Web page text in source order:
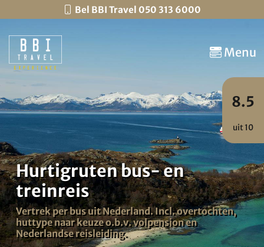
Bel BBI Travel 050 313 6000
Menu
8.5
uit 10
Hurtigruten bus- en
treinreis
Vertrek per bus uit Nederland. Incl. overtochten,
huttype naar keuze o.b.v. volpension en
Nederlandse reisleiding.